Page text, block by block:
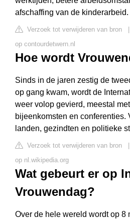
afschaffing van de kinderarbeid.
Verzoek tot verwijderen van bron
op contourdetwern.nl
Hoe wordt
Sinds in de jaren zestig de
op gang kwam, wordt de
weer volop gevierd, meestal
bijeenkomsten en conferenties.
landen, gezindten en politieke
Verzoek tot verwijderen van bron
op nl.wikipedia.org
Wat gebeurt er op
Vrouwendag?
Over de hele wereld wordt op 8